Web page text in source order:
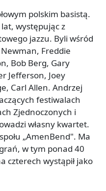
polskim basistą.
występując z
jazzu. Byli wśród
Freddie
Bob Berg, Gary
Jefferson, Joey
Carl Allen. Andrzej
festiwalach
Zjednoczonych i
własny kwartet.
„AmenBend". Ma
w tym ponad 40
czterech wystąpił jako